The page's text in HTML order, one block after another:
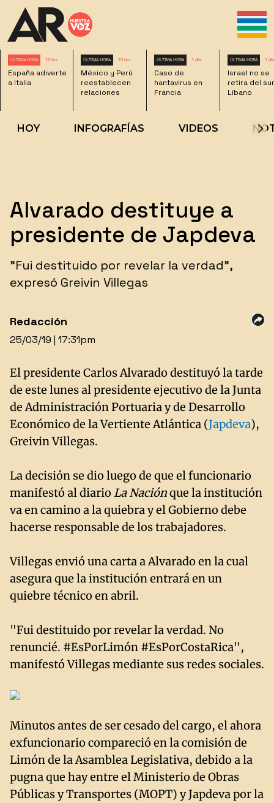
ÚLTIMA HORA 10 hrs
España adiverte
a Italia
ÚLTIMA HORA 10 hrs
México y Perú
reestablecen
relaciones
ÚLTIMA HORA 1 día
Caso de
hantavirus en
Francia
ÚLTIMA HORA 1 día
Israel no se
retira del
Líbano
HOY INFOGRAFÍAS VIDEOS
Alvarado destituye a
presidente de Japdeva
​"Fui destituido por revelar la verdad",
expresó Greivin Villegas
Redacción
25/03/19 | 17:31pm
El presidente Carlos Alvarado destituyó la tarde
de este lunes al presidente ejecutivo de la Junta
de Administración Portuaria y de Desarrollo
Económico de la Vertiente Atlántica (Japdeva),
Greivin Villegas.
La decisión se dio luego de que el funcionario
manifestó al diario La Naciónque la institución
va en camino a la quiebra y el Gobierno debe
hacerse responsable de los trabajadores.
Villegas envió una carta a Alvarado en la cual
asegura que la institución entrará en un
quiebre técnico en abril.
"Fui destituido por revelar la verdad. No
renuncié. #EsPorLimón #EsPorCostaRica",
manifestó Villegas mediante sus redes sociales.
Minutos antes de ser cesado del cargo, el ahora
exfuncionario compareció en la comisión de
Limón de la Asamblea Legislativa, debido a la
pugna que hay entre el Ministerio de Obras
Públicas y Transportes (MOPT) y Japdeva por la